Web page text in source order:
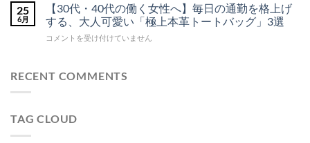
ッ
グ
を
ご
へ
の
見
本
ン
ャ
番】
30
代
の
に
う、
必
見！
オ
る
25
6月
【30代・40代の働く女性へ】毎日の通勤を格上げ
する、大人可愛い「極上本革トートバッグ」3選
【30
代
女
コメントを受け付けていません
RECENT COMMENTS
TAG CLOUD